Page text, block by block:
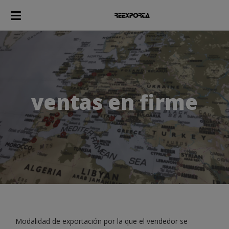
ventas en firme
Modalidad de exportación por la que el vendedor se